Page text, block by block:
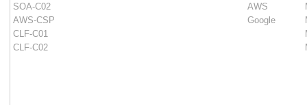
SOA-C02
AWS-CSP
CLF-C01
CLF-C02
AWS
Google